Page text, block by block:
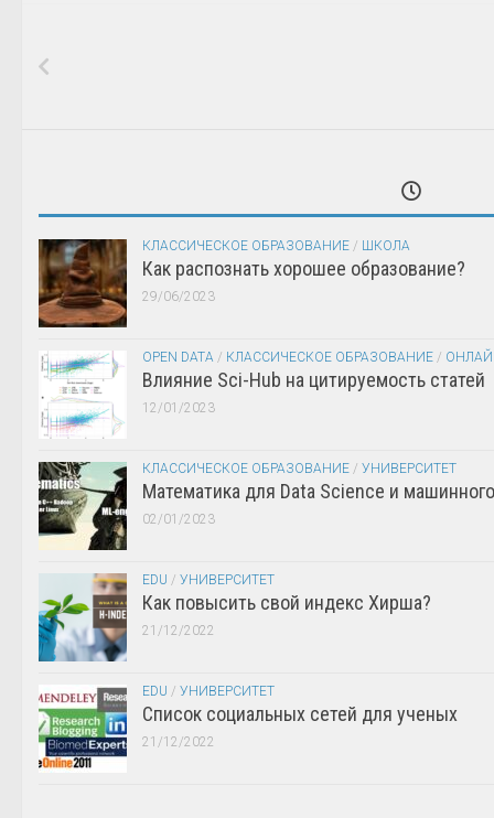
КЛАССИЧЕСКОЕ ОБРАЗОВАНИЕ / ШКОЛА
Как распознать хорошее образование?
29/06/2023
OPEN DATA / КЛАССИЧЕСКОЕ ОБРАЗОВАНИЕ /
Влияние Sci-Hub на цитируемость статей
12/01/2023
КЛАССИЧЕСКОЕ ОБРАЗОВАНИЕ / УНИВЕРСИТЕТ
Математика для Data Science и
02/01/2023
EDU / УНИВЕРСИТЕТ
Как повысить свой индекс Хирша?
21/12/2022
EDU / УНИВЕРСИТЕТ
Список социальных сетей для ученых
21/12/2022